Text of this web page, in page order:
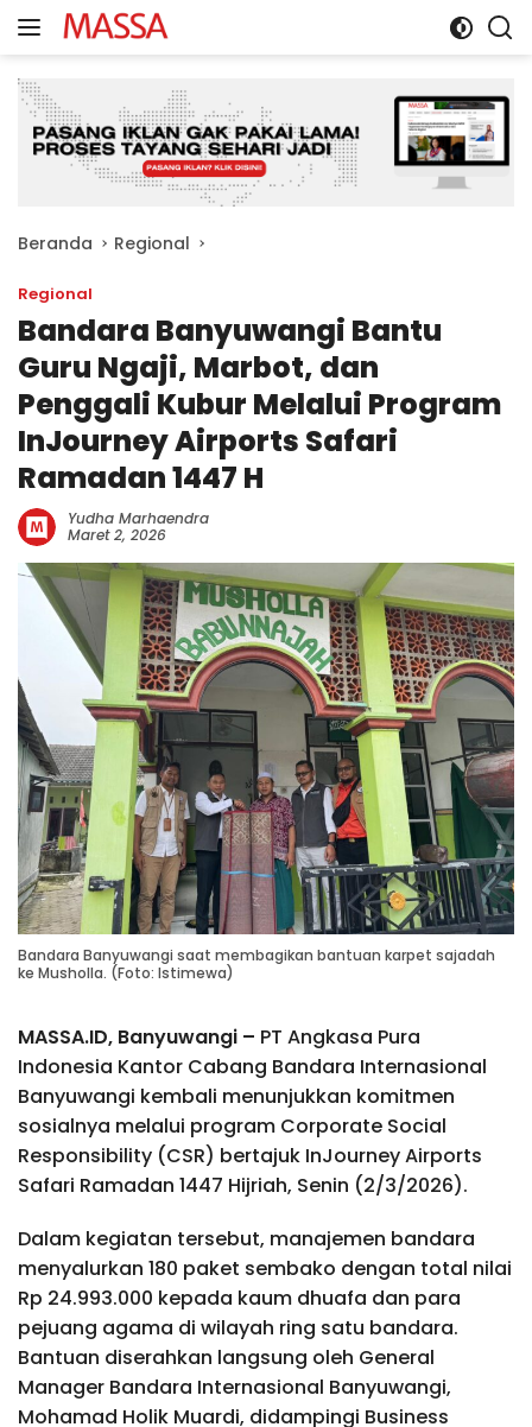
Langsung
ke
Beranda Regional
Regional
Bandara Banyuwangi Bantu
Guru Ngaji, Marbot, dan
Penggali Kubur Melalui Program
InJourney Airports Safari
Ramadan 1447 H
Yudha Marhaendra
Maret 2, 2026
Bandara Banyuwangi saat membagikan bantuan karpet sajadah
ke Musholla. (Foto: Istimewa)
MASSA.ID, Banyuwangi – PT Angkasa Pura
Indonesia Kantor Cabang Bandara Internasional
Banyuwangi kembali menunjukkan komitmen
sosialnya melalui program Corporate Social
Responsibility (CSR) bertajuk InJourney Airports
Safari Ramadan 1447 Hijriah, Senin (2/3/2026).
Dalam kegiatan tersebut, manajemen bandara
menyalurkan 180 paket sembako dengan total nilai
Rp 24.993.000 kepada kaum dhuafa dan para
pejuang agama di wilayah ring satu bandara.
Bantuan diserahkan langsung oleh General
Manager Bandara Internasional Banyuwangi,
Mohamad Holik Muardi, didampingi Business